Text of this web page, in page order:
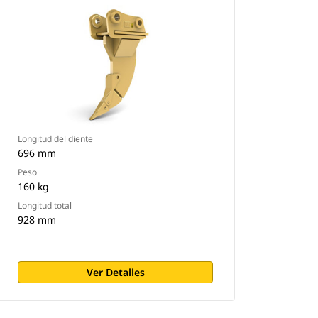
Longitud del diente
696 mm
Peso
160 kg
Longitud total
928 mm
Ver Detalles